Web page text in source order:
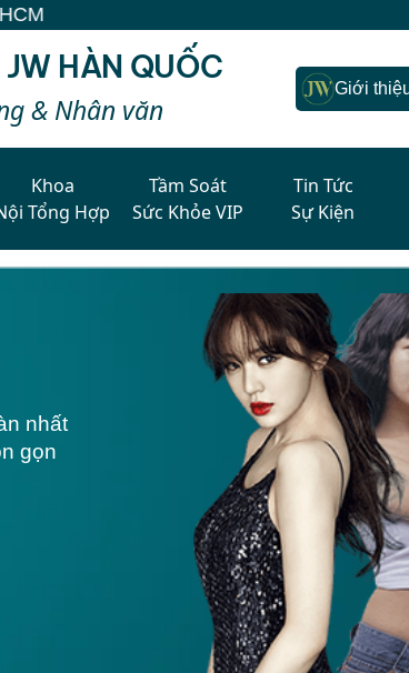
HÀN QUỐC
& Nhân văn
Giới
Khoa
Tổng Hợp
Tầm Soát
Sức Khỏe VIP
Tin Tức
Sự Kiện
nhất
gọn